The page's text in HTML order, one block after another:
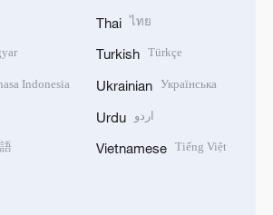
Indonesia
Thai ไทย
Turkish Türkçe
Ukrainian Українська
Urdu اردو
Vietnamese Tiếng Việt